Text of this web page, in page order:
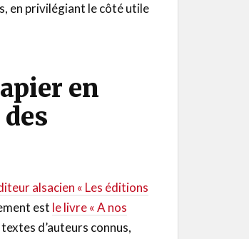
en privilégiant le côté utile
en
alsacien « Les éditions
est le livre « A nos
d’auteurs connus,